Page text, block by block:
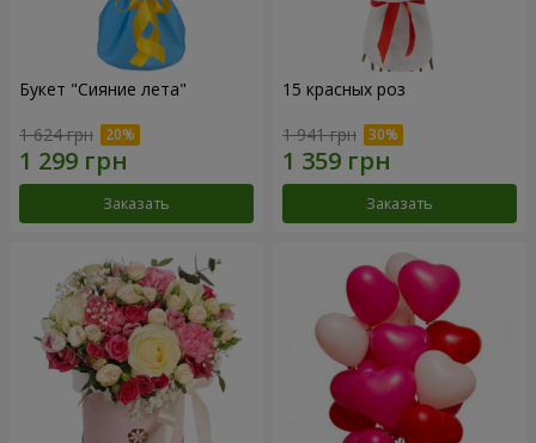
Букет "Сияние лета"
1 624 грн
Заказать
15 красных роз
1 941 грн
Заказать